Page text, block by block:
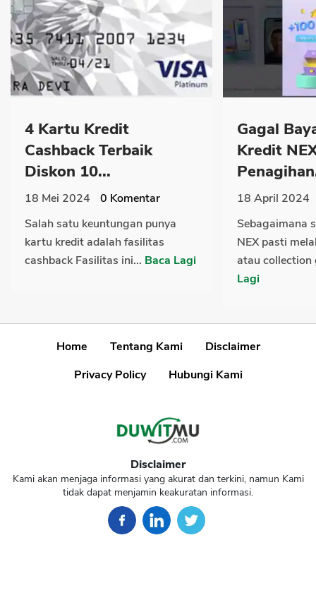
4 Kartu Kredit
Cashback Terbaik
Diskon 10...
18 Mei 2024 0 Komentar
Salah satu keuntungan punya
kartu kredit adalah fasilitas
cashback Fasilitas ini... Baca Lagi
Gagal
Kredit
18 April 2024
Sebagaimana
NEX pasti
atau collection
Lagi
Home Tentang Kami
Disclaimer
Privacy Policy
Hubungi Kami
Disclaimer
Kami akan menjaga informasi yang akurat dan terkini, namun Kami
tidak dapat menjamin keakuratan informasi.